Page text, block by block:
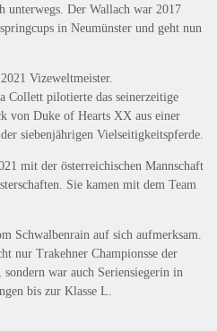
unterwegs. Der Wallach war 2017
in Neumünster und geht nun
Vizeweltmeister.
Collett pilotierte das seinerzeitige
von Duke of Hearts XX aus einer
siebenjährigen Vielseitigkeitspferde.
mit der österreichischen Mannschaft
Sie kamen mit dem Team
Schwalbenrain auf sich aufmerksam.
nur Trakehner Championsse der
war auch Seriensiegerin in
bis zur Klasse L.